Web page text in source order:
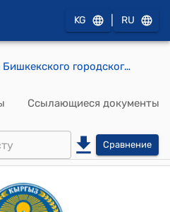
KG RU
Постановление Бишкекского городского кенеша от 27 декабря 2023 года № 112 "Об обеспечении хлебом и хлебобулочными изделиями"
Ссылающиеся документы
Сравнение